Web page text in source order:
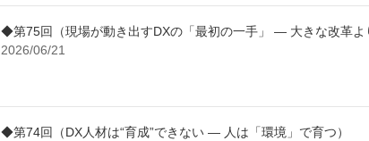
◆第75回（現場が動き出すDXの「最初の一手」 ― 大きな改革よ
2026/06/21
◆第74回（DX人材は“育成”できない ― 人は「環境」で育つ）